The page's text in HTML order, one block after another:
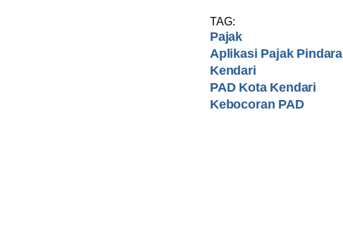
TAG:
Pajak
Aplikasi Pajak Pindara
Kendari
PAD Kota Kendari
Kebocoran PAD